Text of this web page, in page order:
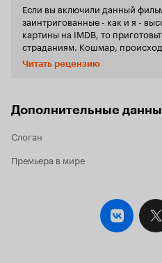
Если вы включили данный
заинтригованные - как и я -
картины на IMDB, то
страданиям. Кошмар,
экране, будет связан не с
постановкой интересного
едущего в летний лагерь и
ожившей детской страшилкой,
максимально раздражающе. На
затянутые ненагруженные
скучные крупные планы, пустые
добавляется абсолютная
вожатых и других детей.
смотреть ужастик меньше
наблюдать какой-то бытовой
Читать рецензию
Дополнительные
Слоган
Премьера в мире